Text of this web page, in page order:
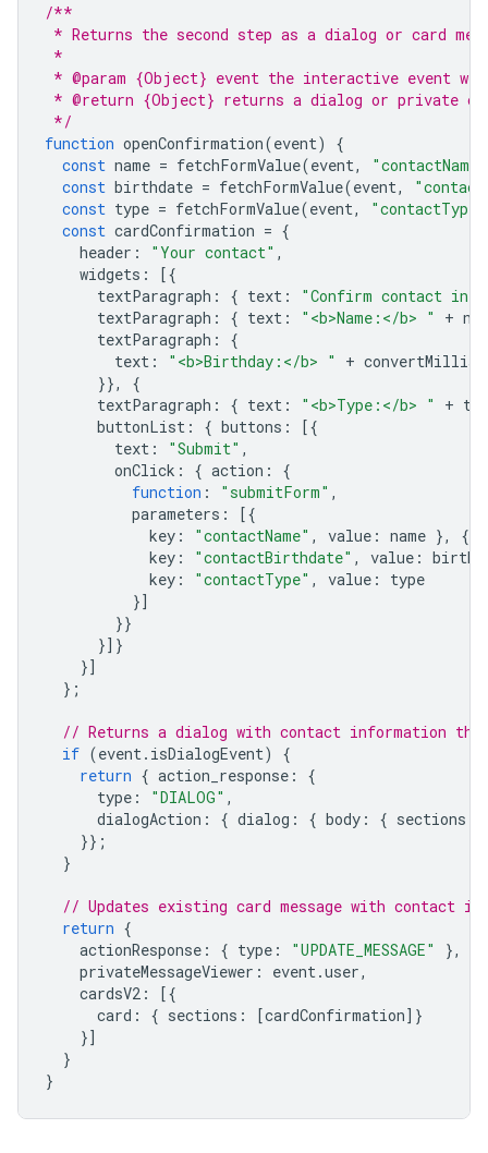
/**
* Returns the second step as a dialog or card
*
* @param {Object} event the interactive event
* @return {Object} returns a dialog or private
*/
function openConfirmation(event)
{
const name = fetchFormValue(event,
"contactName"
const birthdate = fetchFormValue(event,
const type = fetchFormValue(event, "contactType"
const cardConfirmation = {
header : "Your contact" ,
widgets :
[{
textParagraph : { text :
"Confirm contact
textParagraph : { text : "<b>Name:</b> " +
textParagraph :
{
text : "<b>Birthday:</b> " +
}},
{
textParagraph : { text : "<b>Type:</b> " +
buttonList : { buttons :
[{
text : "Submit" ,
onClick : { action :
{
function : "submitForm" ,
parameters :
[{
key : "contactName" , value : name },
{
key : "contactBirthdate" , value :
key : "contactType" , value :
type
}]
}}
}]}
}]
};
// Returns a dialog with contact information
if (event. isDialogEvent)
{
return { action_response :
{
type : "DIALOG" ,
dialogAction : { dialog : { body : { sections
}};
}
// Updates existing card message with contact
return {
actionResponse : { type : "UPDATE_MESSAGE"
},
privateMessageViewer : event.user,
cardsV2 :
[{
card : { sections : [cardConfirmation]}
}]
}
}